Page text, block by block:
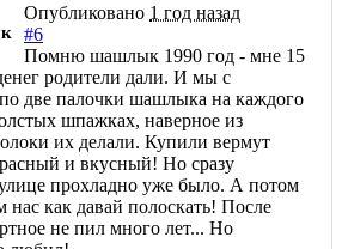
Опубликовано 1 год назад
#6
Помню шашлык 1990 год - мне 15
родители дали. И мы с
две палочки шашлыка на каждого
шпажках, наверное из
их делали. Купили вермут
и вкусный! Но сразу
прохладно уже было. А потом
нас как давай полоскать! После
не пил много лет... Но